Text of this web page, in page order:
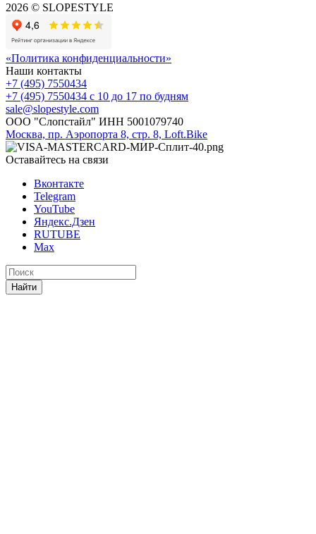
2026 © SLOPESTYLE
«Политика конфиденциальности»
Наши контакты
+7 (495) 7550434
+7 (495) 7550434 с 10 до 17 по будням
sale@slopestyle.com
ООО "Слопстайл" ИНН 5001079740
Москва, пр. Аэропорта 8, стр. 8, Loft.Bike
Оставайтесь на связи
Вконтакте
Telegram
YouTube
Яндекс.Дзен
RUTUBE
Max
Найти